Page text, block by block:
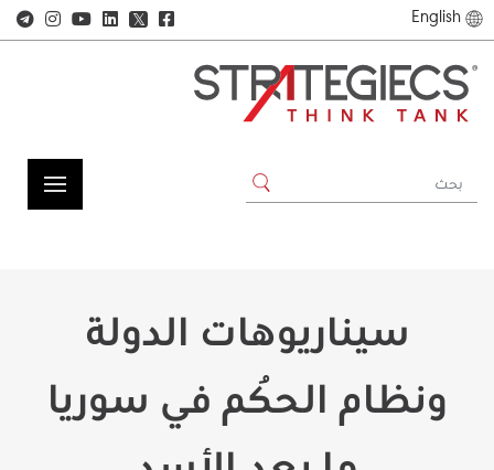
English
𝕏
سيناريوهات الدولة
ونظام الحُكم في سوريا